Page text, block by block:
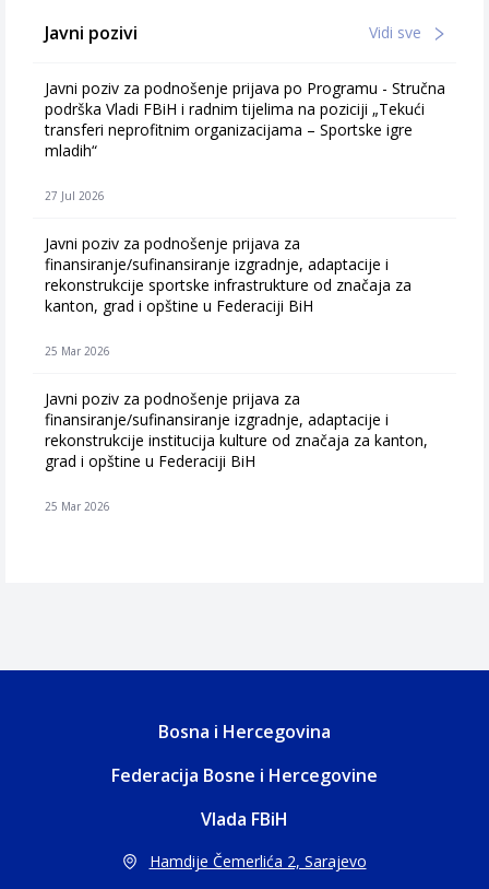
Javni pozivi Vidi sve
Javni poziv za podnošenje prijava po Programu - Stručna
podrška Vladi FBiH i radnim tijelima na poziciji „Tekući
transferi neprofitnim organizacijama – Sportske igre
mladih“
27 Jul 2026
Javni poziv za podnošenje prijava za
finansiranje/sufinansiranje izgradnje, adaptacije i
rekonstrukcije sportske infrastrukture od značaja za
kanton, grad i opštine u Federaciji BiH
25 Mar 2026
Javni poziv za podnošenje prijava za
finansiranje/sufinansiranje izgradnje, adaptacije i
rekonstrukcije institucija kulture od značaja za kanton,
grad i opštine u Federaciji BiH
25 Mar 2026
Bosna i Hercegovina
Federacija Bosne i Hercegovine
Vlada FBiH
Hamdije Čemerlića 2, Sarajevo